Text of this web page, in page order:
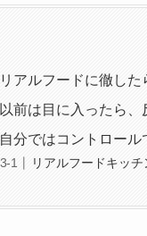
リアルフードに徹した
以前は目に入ったら
自分ではコントロール
リアルフードキッチ